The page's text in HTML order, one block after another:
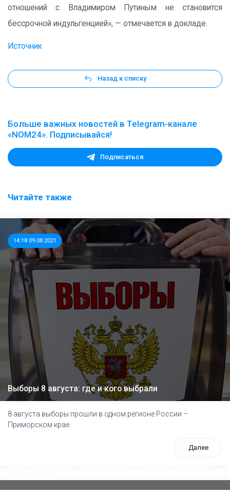
отношений с Владимиром Путиным не становится
бессрочной индульгенцией», — отмечается в докладе.
Источник
Назад к списку
Больше важных новостей в Telegram-канале
«NOM24». Подписывайся!
Подписаться
Читайте также
14:18 09.08.2021
Выборы 8 августа: где и кого выбрали
8 августа выборы прошли в одном регионе России –
Приморском крае.
Далее